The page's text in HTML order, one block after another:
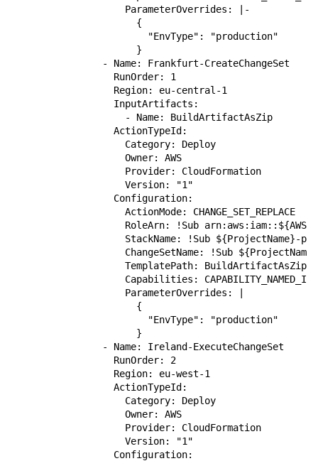
                    ParameterOverrides: |-
                      {
                        "EnvType": "production"
                      }
                - Name: Frankfurt-CreateChangeSet
                  RunOrder: 1
                  Region: eu-central-1
                  InputArtifacts:
                    - Name: BuildArtifactAsZip
                  ActionTypeId:
                    Category: Deploy
                    Owner: AWS
                    Provider: CloudFormation
                    Version: "1"
                  Configuration:
                    ActionMode: CHANGE_SET_REPLACE
RoleArn: !Sub
StackName: !Sub ${ProjectName}-
ChangeSetName: !Sub
TemplatePath:
                    Capabilities: CAPABILITY_NAMED_IAM
                    ParameterOverrides: |
                      {
                        "EnvType": "production"
                      }
                - Name: Ireland-ExecuteChangeSet
                  RunOrder: 2
                  Region: eu-west-1
                  ActionTypeId:
                    Category: Deploy
                    Owner: AWS
                    Provider: CloudFormation
                    Version: "1"
                  Configuration: